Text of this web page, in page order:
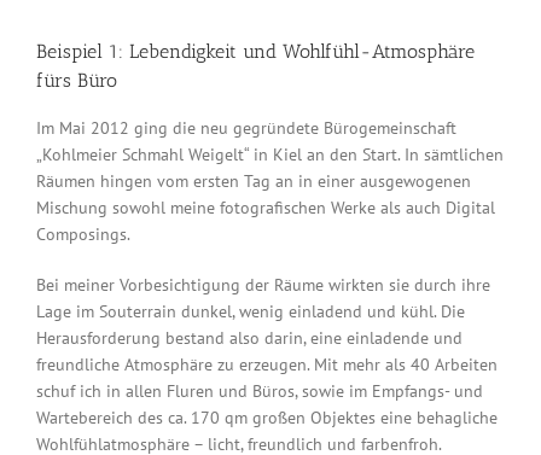
Beispiel 1: Lebendigkeit und Wohlfühl-Atmosphäre
fürs Büro
Im Mai 2012 ging die neu gegründete Bürogemeinschaft
„Kohlmeier Schmahl Weigelt“ in Kiel an den Start. In sämtlichen
Räumen hingen vom ersten Tag an in einer ausgewogenen
Mischung sowohl meine fotografischen Werke als auch Digital
Composings.
Bei meiner Vorbesichtigung der Räume wirkten sie durch ihre
Lage im Souterrain dunkel, wenig einladend und kühl. Die
Herausforderung bestand also darin, eine einladende und
freundliche Atmosphäre zu erzeugen. Mit mehr als 40 Arbeiten
schuf ich in allen Fluren und Büros, sowie im Empfangs- und
Wartebereich des ca. 170 qm großen Objektes eine behagliche
Wohlfühlatmosphäre – licht, freundlich und farbenfroh.